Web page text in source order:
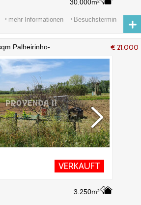
30.000m²
Besuchstermin
mehr Informationen
€ 21.000
Palheirinho-
VERKAUFT
3.250m²